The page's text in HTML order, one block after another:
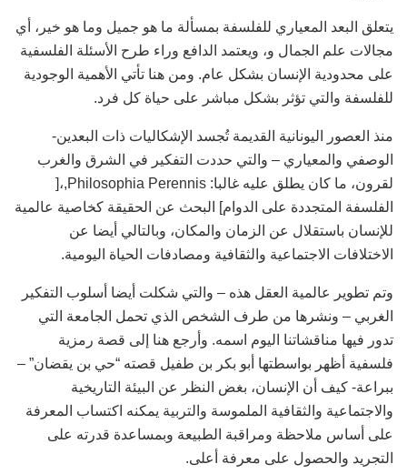
يتعلق البعد المعياري للفلسفة بمسألة ما هو جميل وما هو خير، أي
مجالات علم الجمال و، ويعتمد الدافع وراء طرح الأسئلة الفلسفية
على محدودية الإنسان بشكل عام. ومن هنا تأتي الأهمية الوجودية
للفلسفة والتي تؤثر بشكل مباشر على حياة كل فرد.
منذ العصور اليونانية القديمة تُجسد الإشكاليات ذات البعدين-
الوصفي والمعياري – والتي حددت التفكير في الشرق والغرب
لقرون، ما كان يطلق عليه غالبا: Philosophia Perennis,،[
الفلسفة المتجددة على الدوام] البحث عن الحقيقة كخاصية عالمية
للإنسان باستقلال عن الزمان والمكان، وبالتالي أيضا عن
الاختلافات الاجتماعية والثقافية ومصادفات الحياة اليومية.
وتم تطوير عالمية العقل هذه – والتي شكلت أيضا أسلوب التفكير
الغربي – ونشرها من طرف الشخص الذي تحمل الجامعة التي
تدور فيها مناقشاتنا اليوم اسمه. وأرجع هنا إلى قصة رمزية
فلسفية أظهر بواسطتها أبو بكر بن طفيل قصته “حي بن يقضان” –
ببراعة- كيف أن الإنسان، بغض النظر عن البيئة التاريخية
والاجتماعية والثقافية الملموسة والتربية يمكنه اكتساب المعرفة
على أساس ملاحظة ومراقبة الطبيعة وبمساعدة قدرته على
التجريد والحصول على معرفة أعلى.